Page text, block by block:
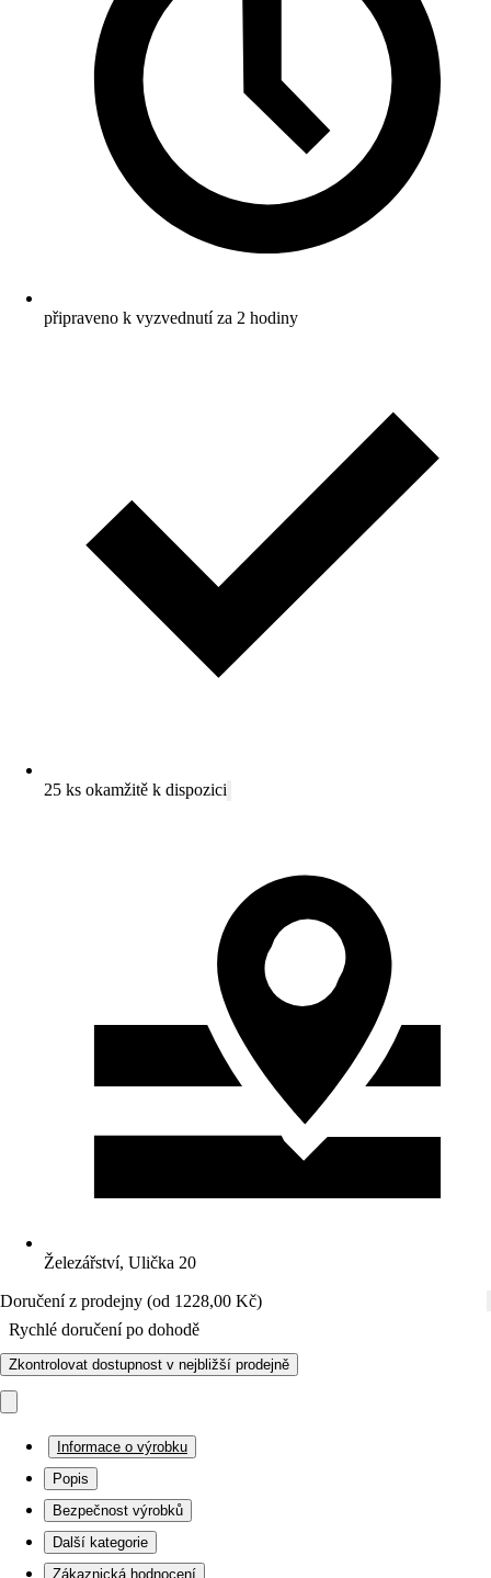
připraveno k vyzvednutí za 2 hodiny
25 ks okamžitě k dispozici
Železářství, Ulička 20
Doručení z prodejny (od 1228,00 Kč)
Rychlé doručení po dohodě
Zkontrolovat dostupnost v nejbližší prodejně
Informace o výrobku
Popis
Bezpečnost výrobků
Další kategorie
Zákaznická hodnocení